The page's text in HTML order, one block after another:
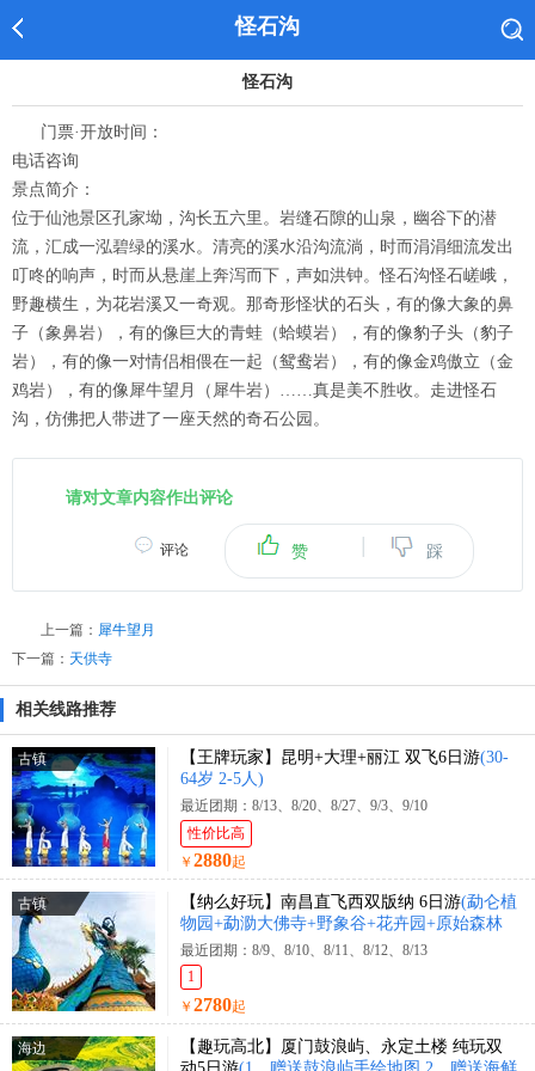
怪石沟
怪石沟
门票·开放时间：
电话咨询
景点简介：
位于仙池景区孔家坳，沟长五六里。岩缝石隙的山泉，幽谷下的潜
流，汇成一泓碧绿的溪水。清亮的溪水沿沟流淌，时而涓涓细流发出
叮咚的响声，时而从悬崖上奔泻而下，声如洪钟。怪石沟怪石嵯峨，
野趣横生，为花岩溪又一奇观。那奇形怪状的石头，有的像大象的鼻
子（象鼻岩），有的像巨大的青蛙（蛤蟆岩），有的像豹子头（豹子
岩），有的像一对情侣相偎在一起（鸳鸯岩），有的像金鸡傲立（金
鸡岩），有的像犀牛望月（犀牛岩）……真是美不胜收。走进怪石
沟，仿佛把人带进了一座天然的奇石公园。
请对文章内容作出评论
赞 踩
评论
上一篇： 犀牛望月
下一篇： 天供寺
相关线路推荐
古镇 【王牌玩家】昆明+大理+丽江 双飞6日游(30-
64岁 2-5人)
最近团期：8/13、8/20、8/27、9/3、9/10
性价比高
￥ 2880起
古镇 【纳么好玩】南昌直飞西双版纳 6日游(勐仑植
物园+勐泐大佛寺+野象谷+花卉园+原始森林
公园+花卉园+曼迈集市+星光夜市)
最近团期：8/9、8/10、8/11、8/12、8/13
1
￥ 2780起
海边
【趣玩高北】厦门鼓浪屿、永定土楼 纯玩双